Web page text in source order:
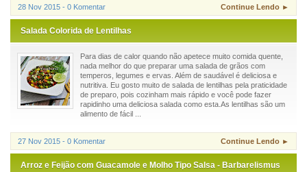
28 Nov 2015 - 0 Komentar Continue Lendo ►
Salada Colorida de Lentilhas
Para dias de calor quando não apetece muito comida quente,
nada melhor do que preparar uma salada de grãos com
temperos, legumes e ervas. Além de saudável é deliciosa e
nutritiva. Eu gosto muito de salada de lentilhas pela praticidade
de preparo, pois cozinham mais rápido e você pode fazer
rapidinho uma deliciosa salada como esta.As lentilhas são um
alimento de fácil ...
27 Nov 2015 - 0 Komentar Continue Lendo ►
Arroz e Feijão com Guacamole e Molho Tipo Salsa - Barbarelismus